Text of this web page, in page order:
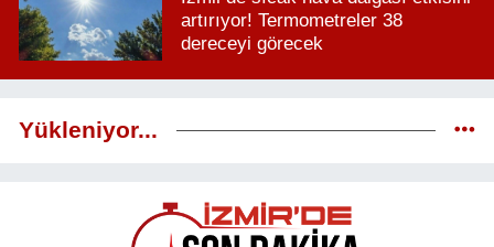
artırıyor! Termometreler 38
dereceyi görecek
Yükleniyor...